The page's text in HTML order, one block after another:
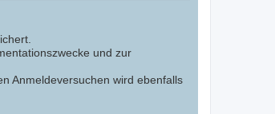
und zur
Anmeldeversuchen wird ebenfalls